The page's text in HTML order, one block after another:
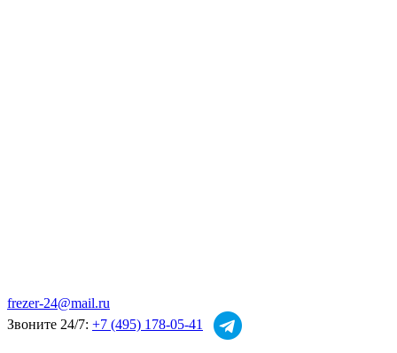
frezer-24@mail.ru
Звоните 24/7: +7 (495) 178-05-41